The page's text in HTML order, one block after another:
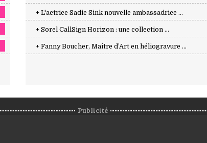
+ L'actrice Sadie Sink nouvelle ambassadrice ...
+ Sorel CallSign Horizon : une collection ...
+ Fanny Boucher, Maître d’Art en héliogravure ...
Publicité